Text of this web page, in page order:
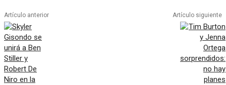
Artículo anterior Artículo siguiente